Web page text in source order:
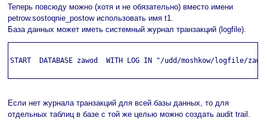
Теперь повсюду можно (хотя и не обязательно) вместо имени
petrow.sostoqnie_postow использовать имя t1.
База данных может иметь системный журнал транзакций (logfile).
START  DATABASE zawod  WITH LOG IN "/udd/moshkow/logfile/
Если нет журнала транзакций для всей базы данных, то для
отдельных таблиц в базе с той же целью можно создать audit trail.